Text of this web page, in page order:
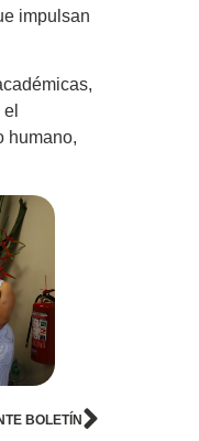
impulsan
humano,
BOLETÍN